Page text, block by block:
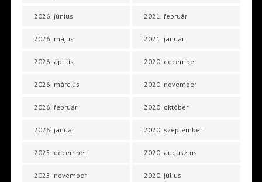
2026. június
2026. május
2026. április
2026. március
2026. február
2026. január
2025. december
2025. november
2021. február
2021. január
2020. december
2020. november
2020. október
2020. szeptember
2020. augusztus
2020. július